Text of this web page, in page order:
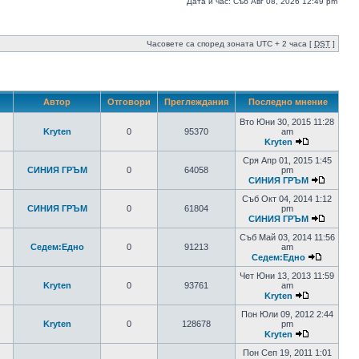
Часовете са според зоната UTC + 2 часа [ DST ]
Автор Отговори Преглеждания Последно мнение
Kryten 0 95370
Вто Юни 30, 2015 11:28
am
Kryten
СИНИЯ ГРЪМ 0 64058
Сря Апр 01, 2015 1:45
pm
СИНИЯ ГРЪМ
СИНИЯ ГРЪМ 0 61804
Съб Окт 04, 2014 1:12
pm
СИНИЯ ГРЪМ
Седем:Едно 0 91213
Съб Май 03, 2014 11:56
am
Седем:Едно
Kryten 0 93761
Чет Юни 13, 2013 11:59
am
Kryten
Kryten 0 128678
Пон Юли 09, 2012 2:44
pm
Kryten
Пон Сеп 19, 2011 1:01